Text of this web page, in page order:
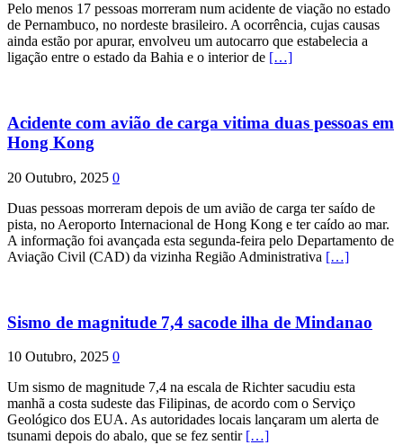
Pelo menos 17 pessoas morreram num acidente de viação no estado
de Pernambuco, no nordeste brasileiro. A ocorrência, cujas causas
ainda estão por apurar, envolveu um autocarro que estabelecia a
ligação entre o estado da Bahia e o interior de […]
Acidente com avião de carga vitima duas pessoas em
Hong Kong
20 Outubro, 2025 0
Duas pessoas morreram depois de um avião de carga ter saído de
pista, no Aeroporto Internacional de Hong Kong e ter caído ao mar.
A informação foi avançada esta segunda-feira pelo Departamento de
Aviação Civil (CAD) da vizinha Região Administrativa […]
Sismo de magnitude 7,4 sacode ilha de Mindanao
10 Outubro, 2025 0
Um sismo de magnitude 7,4 na escala de Richter sacudiu esta
manhã a costa sudeste das Filipinas, de acordo com o Serviço
Geológico dos EUA. As autoridades locais lançaram um alerta de
tsunami depois do abalo, que se fez sentir […]